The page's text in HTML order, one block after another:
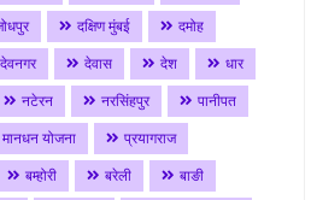
दक्षिण मुंबई
दमोह
देवनगर देवास देश
धार
नटेरन नरसिंहपुर
पानीपत
योजना
प्रयागराज
बम्होरी बरेली
बाङी